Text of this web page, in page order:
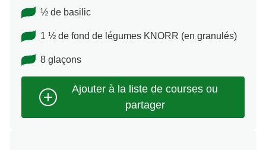
½ de basilic
1 ½ de fond de légumes KNORR (en granulés)
8 glaçons